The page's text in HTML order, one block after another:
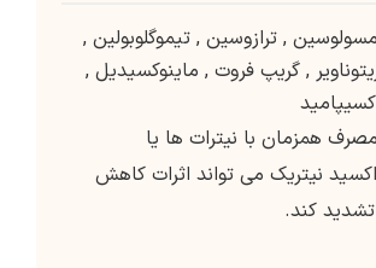
, ترازوسین , تیموگلوبولین ,
, گریپ فروت , ماینوکسیدیل ,
مصرف همزمان با نیترات ها یا
نیتریک می تواند اثرات کاهش
کند.